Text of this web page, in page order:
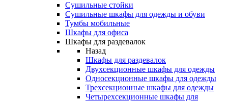
Сушильные стойки
Сушильные шкафы для одежды и обуви
Тумбы мобильные
Шкафы для офиса
Шкафы для раздевалок
Назад
Шкафы для раздевалок
Двухсекционные шкафы для одежды
Односекционные шкафы для одежды
Трехсекционные шкафы для одежды
Четырехсекционные шкафы для